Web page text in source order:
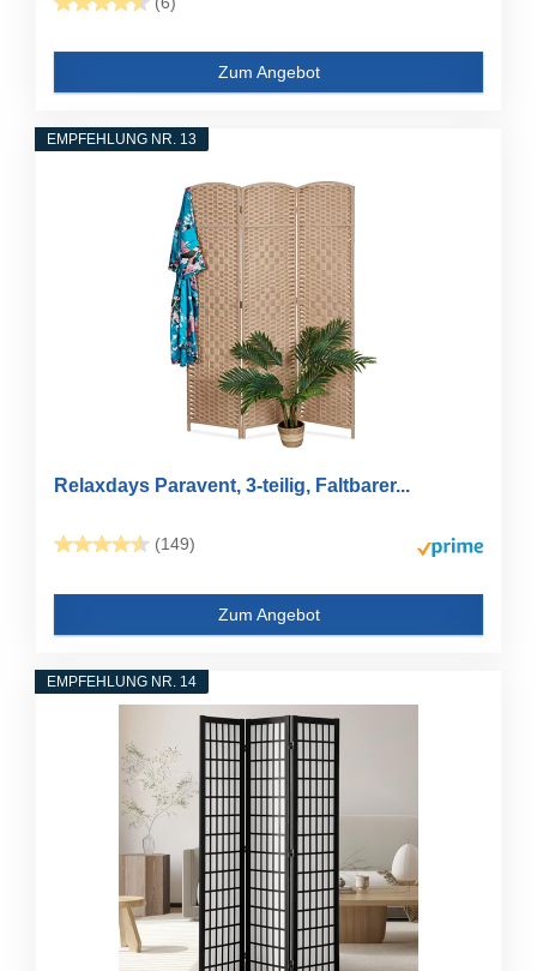
Zum Angebot
EMPFEHLUNG NR. 13
Relaxdays Paravent, 3-teilig, Faltbarer...
(149)
Zum Angebot
EMPFEHLUNG NR. 14